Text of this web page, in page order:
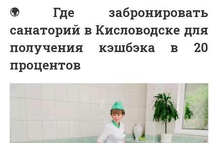
Где забронировать
санаторий в Кисловодске для
получения кэшбэка в 20
процентов